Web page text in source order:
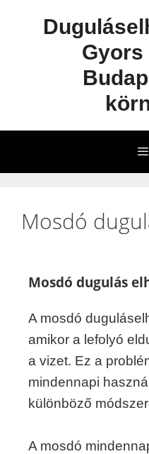
Gyors
Mosdó
Mosdó dugulás
A mosdó
amikor a lefolyó
a vizet. Ez a
mindennapi
különböző
A mosdó